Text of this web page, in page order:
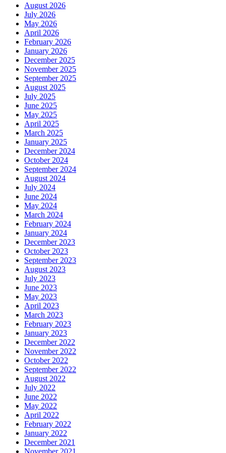
August 2026
July 2026
May 2026
April 2026
February 2026
January 2026
December 2025
November 2025
September 2025
August 2025
July 2025
June 2025
May 2025
April 2025
March 2025
January 2025
December 2024
October 2024
September 2024
August 2024
July 2024
June 2024
May 2024
March 2024
February 2024
January 2024
December 2023
October 2023
September 2023
August 2023
July 2023
June 2023
May 2023
April 2023
March 2023
February 2023
January 2023
December 2022
November 2022
October 2022
September 2022
August 2022
July 2022
June 2022
May 2022
April 2022
February 2022
January 2022
December 2021
November 2021